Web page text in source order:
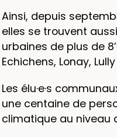
Ainsi, depuis
elles se trouvent
urbaines de plus de
Echichens, Lonay,
Les élu·e·s
une centaine de
climatique au niveau